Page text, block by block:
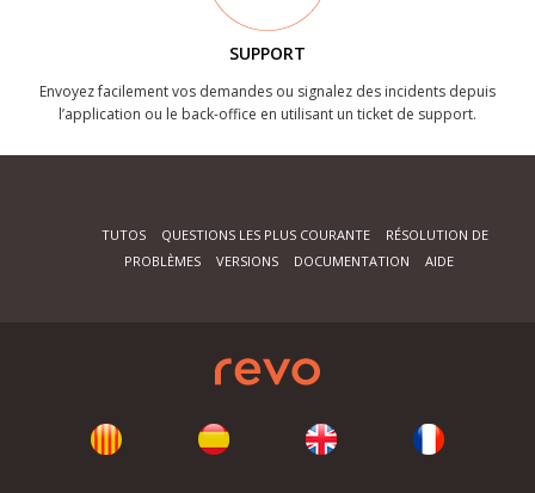
SUPPORT
Envoyez facilement vos demandes ou signalez des incidents depuis
l’application ou le back-office en utilisant un ticket de support.
TUTOS QUESTIONS LES PLUS COURANTE
RÉSOLUTION DE
PROBLÈMES
VERSIONS DOCUMENTATION AIDE